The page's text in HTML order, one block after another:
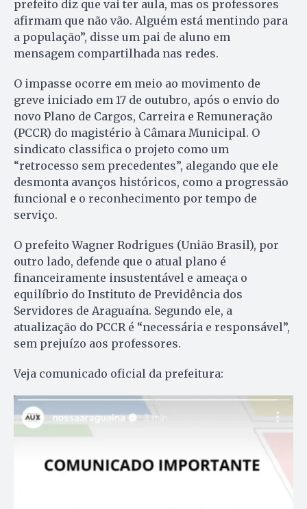
prefeito diz que vai ter aula, mas os professores
afirmam que não vão. Alguém está mentindo para
a população”, disse um pai de aluno em
mensagem compartilhada nas redes.
O impasse ocorre em meio ao movimento de
greve iniciado em 17 de outubro, após o envio do
novo Plano de Cargos, Carreira e Remuneração
(PCCR) do magistério à Câmara Municipal. O
sindicato classifica o projeto como um
“retrocesso sem precedentes”, alegando que ele
desmonta avanços históricos, como a progressão
funcional e o reconhecimento por tempo de
serviço.
O prefeito Wagner Rodrigues (União Brasil), por
outro lado, defende que o atual plano é
financeiramente insustentável e ameaça o
equilíbrio do Instituto de Previdência dos
Servidores de Araguaína. Segundo ele, a
atualização do PCCR é “necessária e responsável”,
sem prejuízo aos professores.
Veja comunicado oficial da prefeitura: